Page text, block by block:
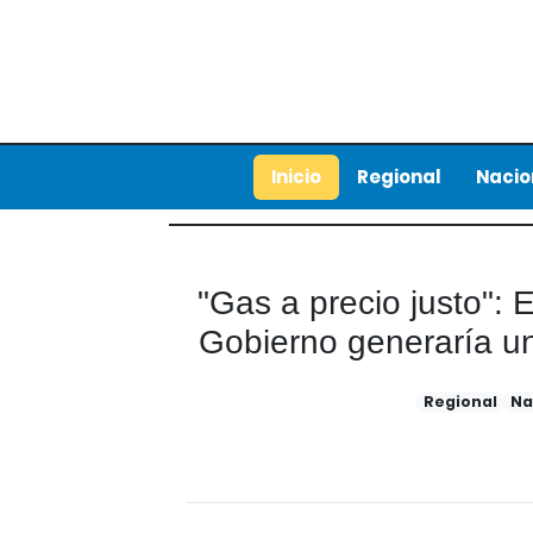
Inicio Regional
"Gas a precio justo":
Gobierno generaría
Regional